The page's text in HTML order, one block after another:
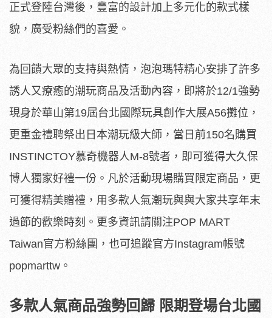
正式登陸台灣後，豐富的設計加上多元化的款式樣
貌，廣受粉絲們的喜愛。
為回饋大眾的支持與熱情，泡泡瑪特精心安排了許多
誘人又療癒的潮玩商品及活動內容，即將於12/1強勢
現身於華山第19屆台北國際玩具創作大展A56攤位，
更重金禮聘祭出日本潮玩級大師，當日前150名購買
INSTINCTOY慕奇機器人M-8號者，即可獲得大久保
博人獨家好禮一份。凡於活動現場購買限定商品，更
可獲得精美贈禮，用多款人氣潮玩與與大家共享年末
過節的歡樂時刻。更多資訊請關注POP MART
Taiwan官方粉絲團，也可追蹤官方Instagram帳號
popmarttw。
多款人氣商品強勢回歸 限期登場台北國